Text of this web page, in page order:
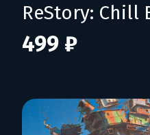
499 ₽